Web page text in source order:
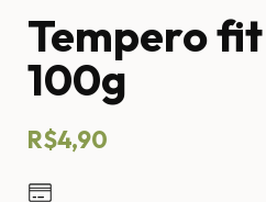
Tempero
100g
R$4,90